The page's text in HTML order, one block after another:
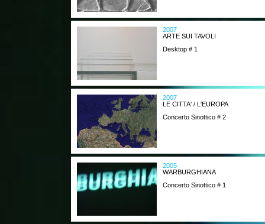
2007
ARTE SUI TAVOLI
Desktop # 1
2007
LE CITTA' / L'EUROPA
Concerto Sinottico # 2
2005
WARBURGHIANA
Concerto Sinottico # 1